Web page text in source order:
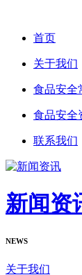
首页
关于我们
食品安全
食品安全
联系我们
新闻资
NEWS
关于我们